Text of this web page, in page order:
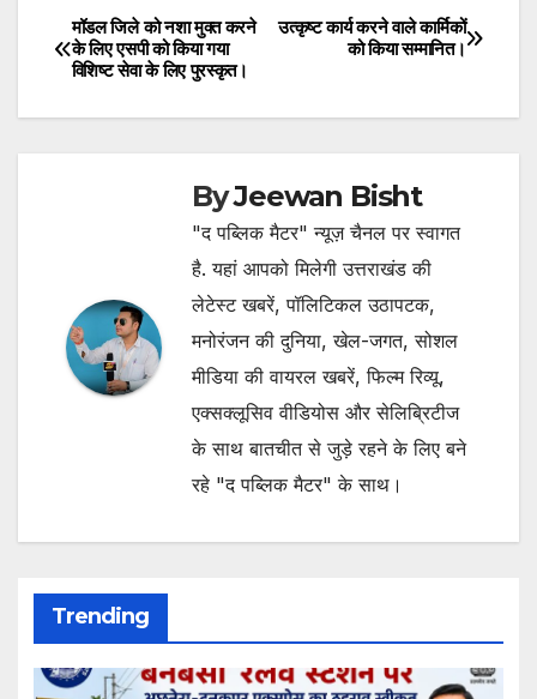
Post
navigation
उत्कृष्ट कार्य करने वाले कार्मिकों
को किया सम्मानित।
मॉडल जिले को नशा मुक्त करने
के लिए एसपी को किया गया
विशिष्ट सेवा के लिए पुरस्कृत।
ByJeewan Bisht
"द पब्लिक मैटर" न्यूज़ चैनल पर स्वागत
है. यहां आपको मिलेगी उत्तराखंड की
लेटेस्ट खबरें, पॉलिटिकल उठापटक,
मनोरंजन की दुनिया, खेल-जगत, सोशल
मीडिया की वायरल खबरें, फिल्म रिव्यू,
एक्सक्लूसिव वीडियोस और सेलिब्रिटीज
के साथ बातचीत से जुड़े रहने के लिए बने
रहे "द पब्लिक मैटर" के साथ।
Trending